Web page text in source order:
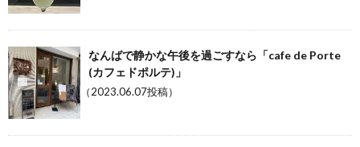
なんばで静かな午後を過ごすなら「cafe de Porte
(カフェドポルテ)」
（2023.06.07投稿）